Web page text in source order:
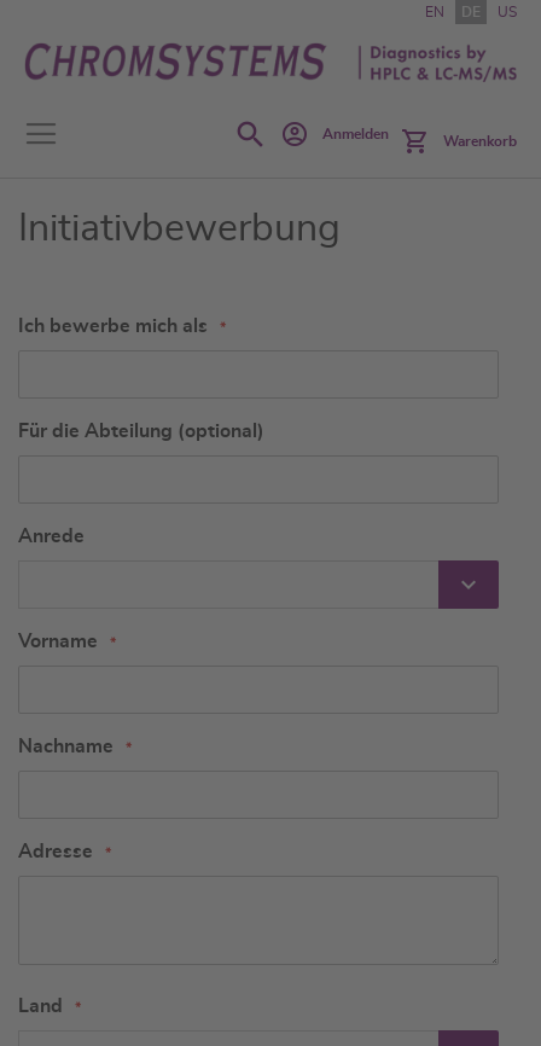
Inhalt
springen
EN DE US
SearchAnmelden Warenkorb
Initiativbewerbung
Ich bewerbe mich als
Für die Abteilung (optional)
Anrede
Vorname
Nachname
Adresse
Land